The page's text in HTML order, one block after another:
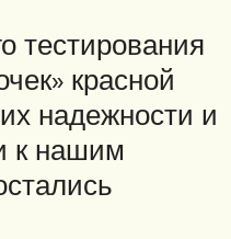
тестирования
красной
надежности и
к нашим